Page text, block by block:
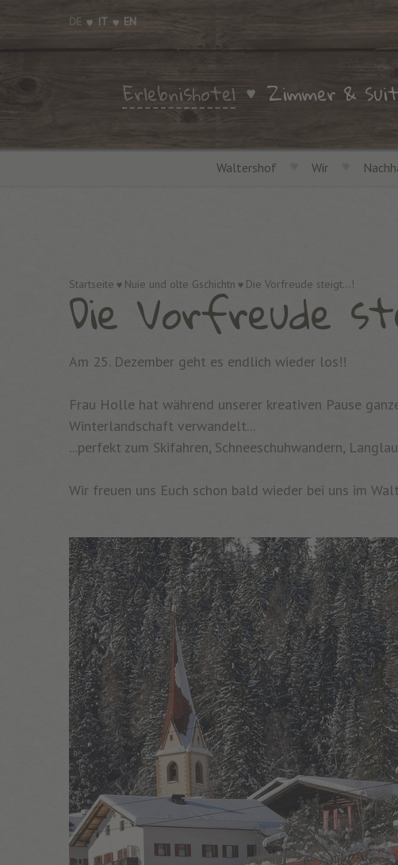
DE IT EN
Erlebnishotel Zimmer &
Waltershof Wir
Startseite Nuie und olte Gschichtn Die Vorfreude steigt...!
Die Vorfreude
Am 25. Dezember geht es endlich wieder los!!
Frau Holle hat während unserer kreativen Pause
Winterlandschaft verwandelt...
...perfekt zum Skifahren, Schneeschuhwandern,
Wir freuen uns Euch schon bald wieder bei uns im